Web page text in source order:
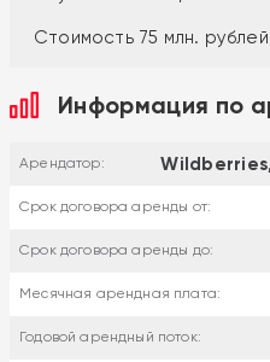
Стоимость 75 млн.
Информация по
Арендатор:
Срок договора аренды от:
Срок договора аренды до:
Месячная арендная плата:
Годовой арендный поток: